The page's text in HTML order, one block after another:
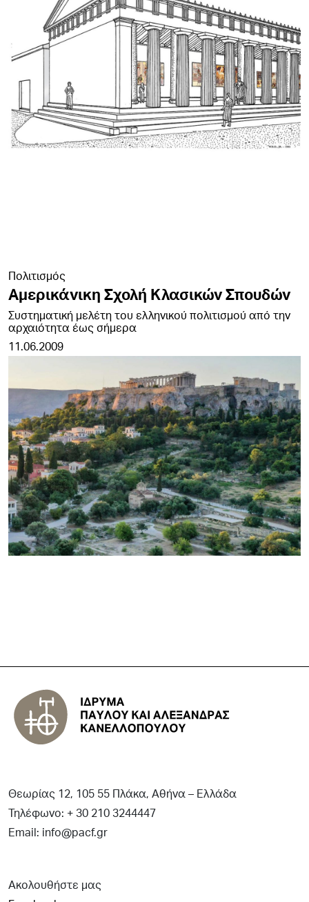
Πολιτισμός
Αμερικάνικη Σχολή Κλασικών Σπουδών
Συστηματική μελέτη του ελληνικού πολιτισμού από την
αρχαιότητα έως σήμερα
11.06.2009
Θεωρίας 12, 105 55 Πλάκα, Αθήνα – Ελλάδα
Τηλέφωνο: + 30 210 3244447
Email: info@pacf.gr
Ακολουθήστε μας